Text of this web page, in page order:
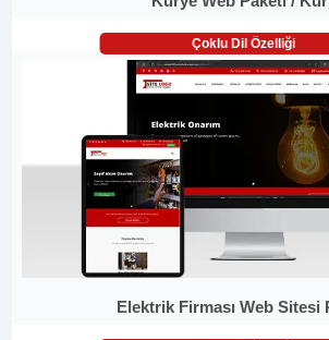
Çoklu Dil Özelliği
Elektrik Firması Web Sitesi